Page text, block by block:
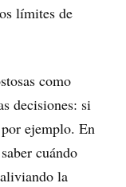
límites de
como
decisiones: si
ejemplo. En
cuándo
la